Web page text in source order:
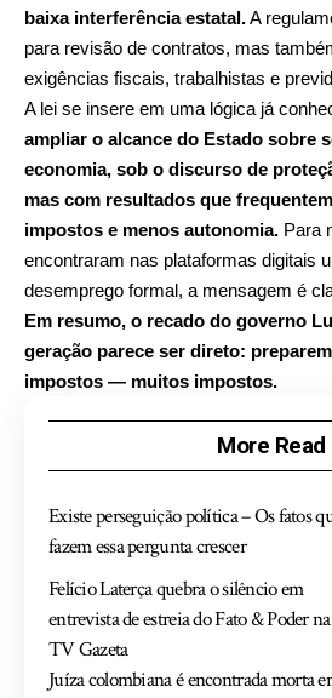
baixa interferência estatal.A
para revisão de contratos, mas
exigências fiscais, trabalhistas e
A lei se insere em uma lógica já
ampliar o alcance do Estado sobre
economia, sob o discurso de
mas com resultados que
impostos e menos autonomia. Para
encontraram nas plataformas digitais
desemprego formal, a mensagem é
Em resumo, o recado do governo
geração parece ser direto:
impostos — muitos impostos.
More Read
Existe perseguição política – Os fatos
fazem essa pergunta crescer
Felício Laterça quebra o silêncio em
entrevista de estreia do Fato & Poder na
TV Gazeta
Juíza colombiana é encontrada morta